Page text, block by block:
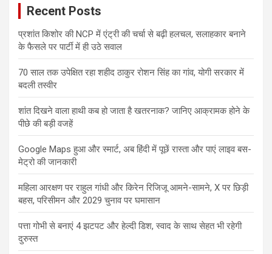
Recent Posts
प्रशांत किशोर की NCP में एंट्री की चर्चा से बढ़ी हलचल, सलाहकार बनाने
के फैसले पर पार्टी में ही उठे सवाल
70 साल तक उपेक्षित रहा शहीद ठाकुर रोशन सिंह का गांव, योगी सरकार में
बदली तस्वीर
शांत दिखने वाला हाथी कब हो जाता है खतरनाक? जानिए आक्रामक होने के
पीछे की बड़ी वजहें
Google Maps हुआ और स्मार्ट, अब हिंदी में पूछें रास्ता और पाएं लाइव बस-
मेट्रो की जानकारी
महिला आरक्षण पर राहुल गांधी और किरेन रिजिजू आमने-सामने, X पर छिड़ी
बहस, परिसीमन और 2029 चुनाव पर घमासान
पत्ता गोभी से बनाएं 4 झटपट और हेल्दी डिश, स्वाद के साथ सेहत भी रहेगी
दुरुस्त